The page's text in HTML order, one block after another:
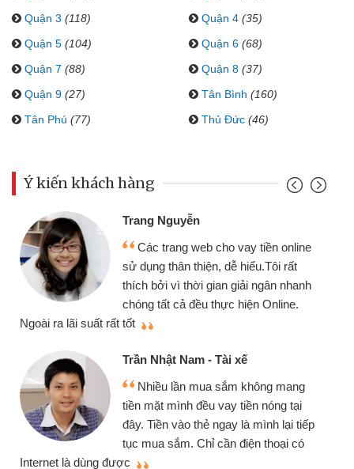
Quận 3 (118) Quận 4 (35)
Quận 5 (104) Quận 6 (68)
Quận 7 (88) Quận 8 (37)
Quận 9 (27) Tân Bình (160)
Tân Phú (77) Thủ Đức (46)
Ý kiến khách hàng
Đoàn Hữu Cảnh
Mình cần tiền gấp nên định cầm cố
chiếc xe wave nhưng thật may đã có
gói vay tiền bằng CMND online không
cần gặp mặt nên rất tiện lợi, sẽ giới
thiệu cho bạn bè biết
Cấn Văn Lực - Tạp hóa
Tôi kinh doanh buôn bán nhỏ lẻ
nhiều lúc cần vốn nhập hàng, nhờ biết
đến website qua bạn bè giới thiệu tôi
đã giải quyết được công việc của